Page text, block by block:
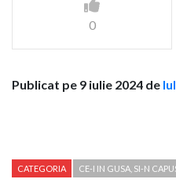
0
Publicat pe 9 iulie 2024 de
CATEGORIA CE-I IN GUSA, SI-N